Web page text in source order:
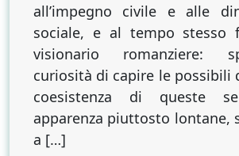
all’impegno civile e alle
sociale, e al tempo stesso
visionario romanziere:
curiosità di capire le possibili
coesistenza di queste
apparenza piuttosto lontane,
a […]